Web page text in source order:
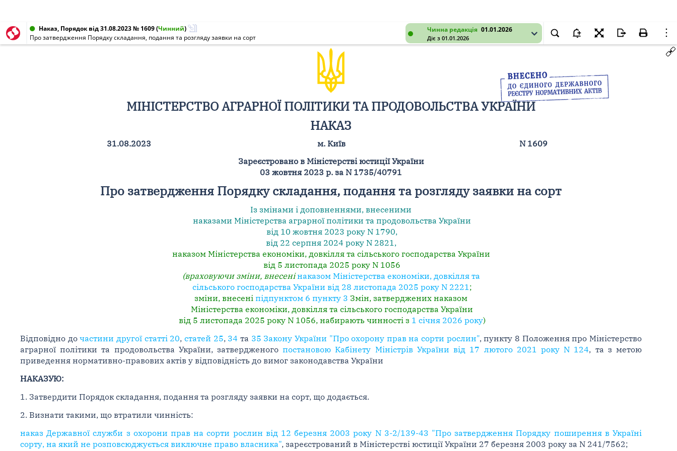
Чинна редакція 01.01.2026
Діє з 01.01.2026
Наказ, Порядок від 31.08.2023 № 1609(Чинний)
Про затвердження Порядку складання, подання та розгляду заявки на сорт